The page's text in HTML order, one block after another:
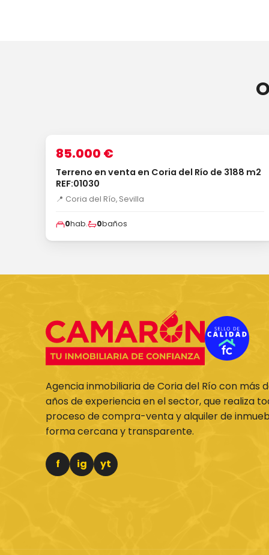
VENTA
85.000 €
Terreno en venta en Coria del Río de 3188 m2
REF:01030
📍 Coria del Río, Sevilla
0hab. 0baños
Agencia inmobiliaria de Coria del Río con más
años de experiencia en el sector, que realiza
proceso de compra-venta y alquiler de
forma cercana y transparente.
f ig yt